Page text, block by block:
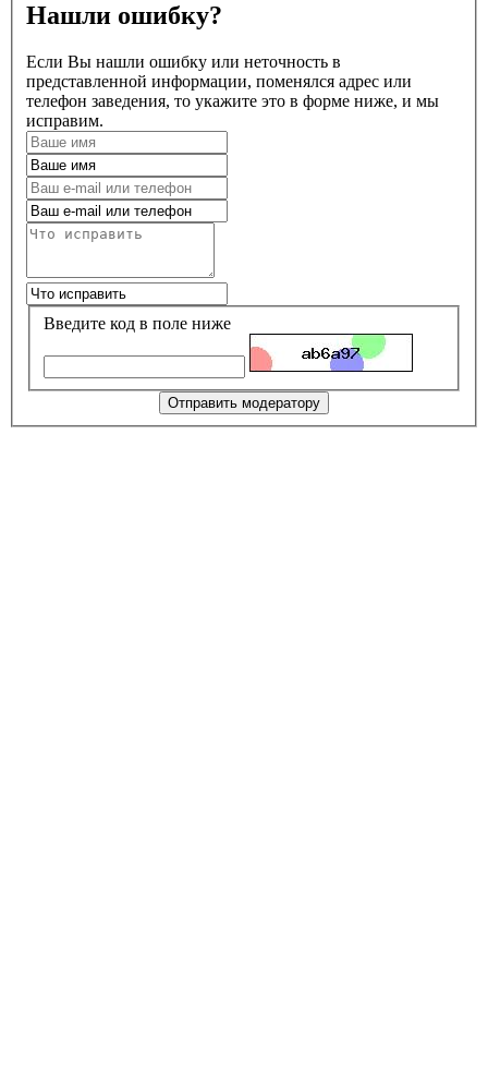
Нашли ошибку?
Если Вы нашли ошибку или неточность в
представленной информации, поменялся адрес или
телефон заведения, то укажите это в форме ниже, и мы
исправим.
Введите код в поле ниже
Отправить модератору